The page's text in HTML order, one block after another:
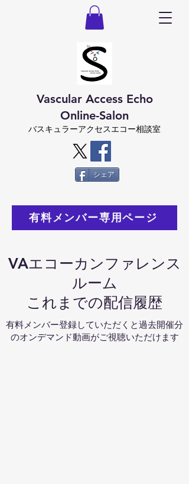
Vascular Access Echo
Online-Salon
バスキュラーアクセスエコー相談室
シェア
有料メンバー専用ページ
VAエコーカンファレンス
ルーム
これまでの配信履歴
有料メンバー登録していただくと過去開催分
のオンデマンド動画がご視聴いただけます